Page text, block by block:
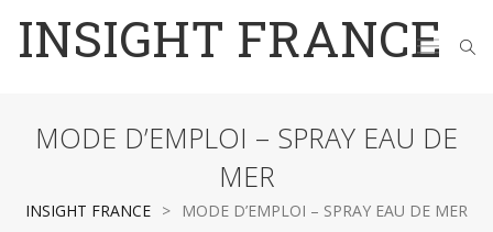
INSIGHT FRANCE
MODE D’EMPLOI – SPRAY EAU DE
MER
INSIGHT FRANCE > MODE D’EMPLOI – SPRAY EAU DE MER